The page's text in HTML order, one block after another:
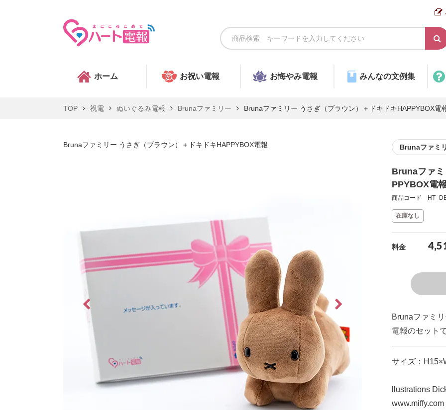
ホーム お祝い電報 お悔やみ電報 みんなの文例集
TOP 祝電 ぬいぐるみ電報 Brunaファミリー Brunaファミリー うさぎ（ブラウン）＋ドキドキHAPPYBOX電
Brunaファミリー うさぎ（ブラウン）＋ドキドキHAPPYBOX電報 Brunaファミ
Brunaファ
PPYBOX電報
商品コード
在庫なし
料金
Brunaファミ
電報のセットで
サイズ：
llustrations
www.miffy.com